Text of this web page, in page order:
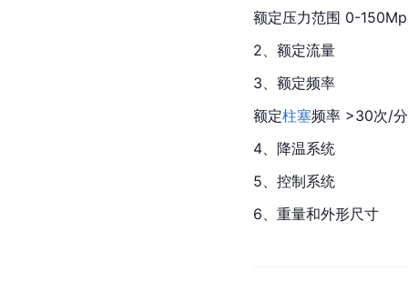
额定压力范围 0-
2、额定流量
3、额定频率
额定柱塞频率 >30次/
4、降温系统
5、控制系统
6、重量和外形尺寸